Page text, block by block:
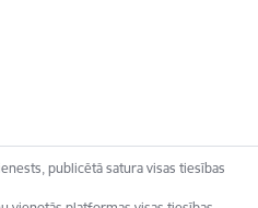
publicētā satura visas tiesības